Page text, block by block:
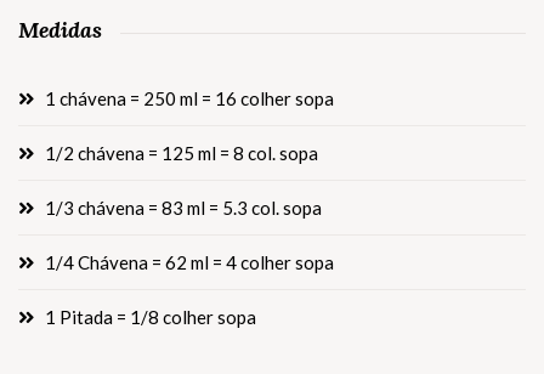
Medidas
1 chávena = 250 ml = 16 colher sopa
1/2 chávena = 125 ml = 8 col. sopa
1/3 chávena = 83 ml = 5.3 col. sopa
1/4 Chávena = 62 ml = 4 colher sopa
1 Pitada = 1/8 colher sopa